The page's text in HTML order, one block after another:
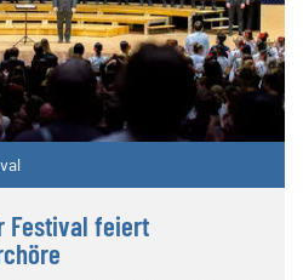
Festival feiert